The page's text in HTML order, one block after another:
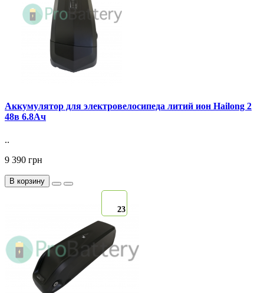
Аккумулятор для электровелосипеда литий ион Hailong 2
48в 6.8Ач
..
9 390 грн
В корзину
23